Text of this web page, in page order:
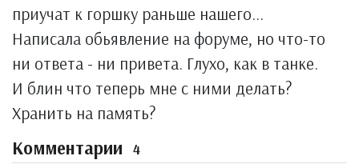
приучат к горшку раньше нашего...
Написала обьявление на форуме, но что-то
ни ответа - ни привета. Глухо, как в танке.
И блин что теперь мне с ними делать?
Хранить на память?
Комментарии 4